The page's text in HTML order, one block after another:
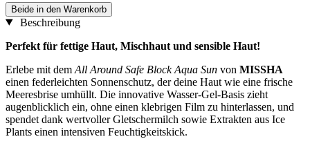
Beide in den Warenkorb
Beschreibung
Perfekt für fettige Haut, Mischhaut und sensible Haut!
Erlebe mit dem All Around Safe Block Aqua Sun von MISSHA
einen federleichten Sonnenschutz, der deine Haut wie eine frische
Meeresbrise umhüllt. Die innovative Wasser-Gel-Basis zieht
augenblicklich ein, ohne einen klebrigen Film zu hinterlassen, und
spendet dank wertvoller Gletschermilch sowie Extrakten aus Ice
Plants einen intensiven Feuchtigkeitskick.